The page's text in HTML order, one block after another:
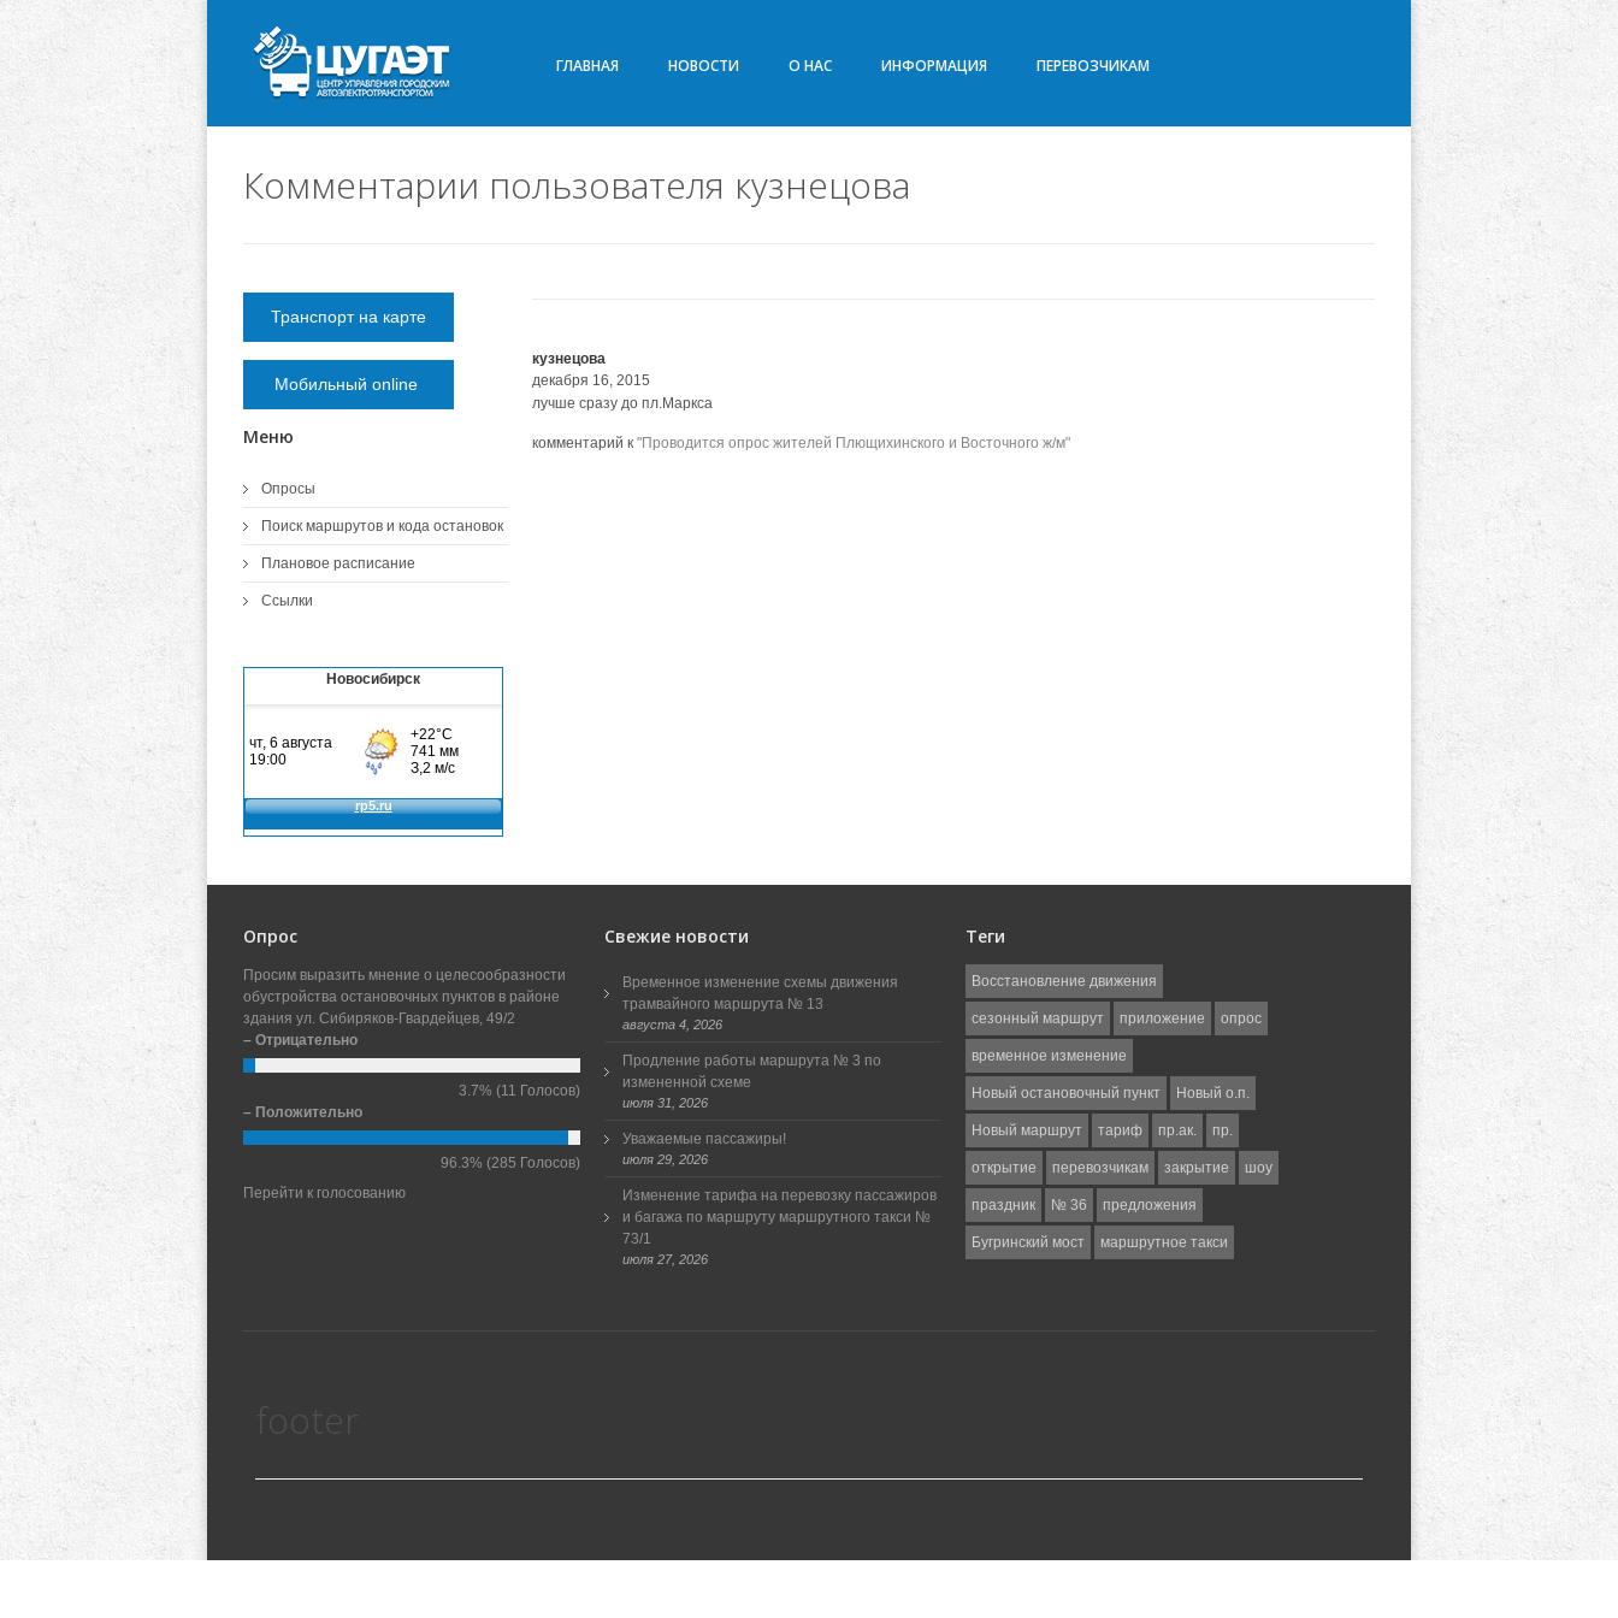
ГЛАВНАЯ НОВОСТИ О НАС ИНФОРМАЦИЯ ПЕРЕВОЗЧИКАМ
Комментарии пользователя кузнецова
кузнецова
декабря 16, 2015
лучше сразу до пл.Маркса
комментарий к "Проводится опрос жителей Плющихинского и Восточного ж/м"
Транспорт на карте
Мобильный online
Меню
Опросы
Поиск маршрутов и кода остановок
Плановое расписание
Ссылки
Новосибирск
Опрос
Просим выразить мнение о целесообразности
обустройства остановочных пунктов в районе
здания ул. Сибиряков-Гвардейцев, 49/2
– Отрицательно
3.7% (11 Голосов)
– Положительно
96.3% (285 Голосов)
Перейти к голосованию
Свежие новости
Временное изменение схемы движения
трамвайного маршрута № 13
августа 4, 2026
Продление работы маршрута № 3 по
измененной схеме
июля 31, 2026
Уважаемые пассажиры!
июля 29, 2026
Изменение тарифа на перевозку пассажиров
и багажа по маршруту маршрутного такси №
73/1
июля 27, 2026
Теги
Восстановление движения
сезонный маршрут приложение опрос
временное изменение
Новый остановочный пункт Новый о.п.
Новый маршрут тариф пр.ак. пр.
открытие перевозчикам закрытие шоу
праздник № 36 предложения
Бугринский мост маршрутное такси
footer